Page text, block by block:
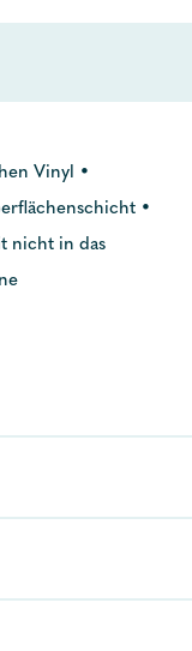
Vinyl •
•
nicht in das